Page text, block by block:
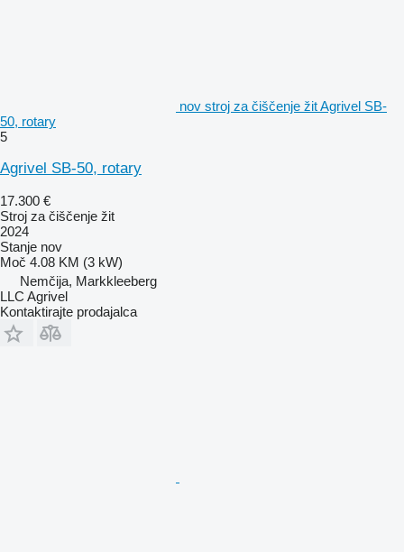
nov stroj za čiščenje žit Agrivel SB-
50, rotary
5
Agrivel SB-50, rotary
17.300 €
Stroj za čiščenje žit
2024
Stanje nov
Moč 4.08 KM (3 kW)
Nemčija, Markkleeberg
LLC Agrivel
Kontaktirajte prodajalca